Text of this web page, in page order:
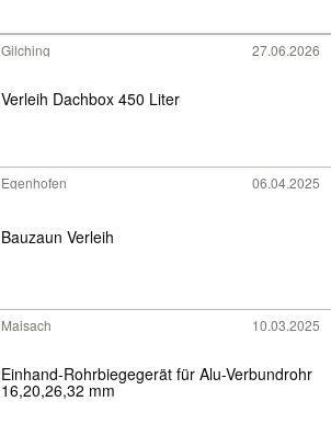
Gilching 27.06.2026
Verleih Dachbox 450 Liter
Egenhofen 06.04.2025
Bauzaun Verleih
Maisach 10.03.2025
Einhand-Rohrbiegegerät für Alu-Verbundrohr
16,20,26,32 mm